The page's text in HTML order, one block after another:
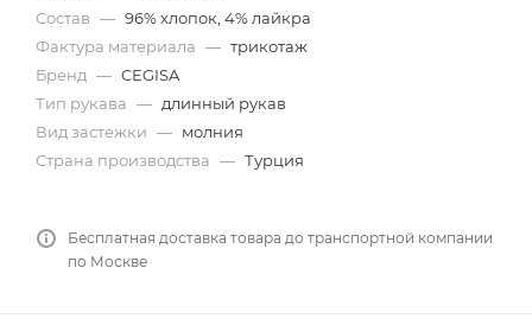
Состав — 96% хлопок, 4% лайкра
Фактура материала — трикотаж
Бренд — CEGISA
Тип рукава — длинный рукав
Вид застежки — молния
Страна производства — Турция
Бесплатная доставка товара до транспортной компании
по Москве